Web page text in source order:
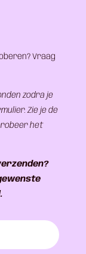
Vraag
zodra je
Zie je de
het